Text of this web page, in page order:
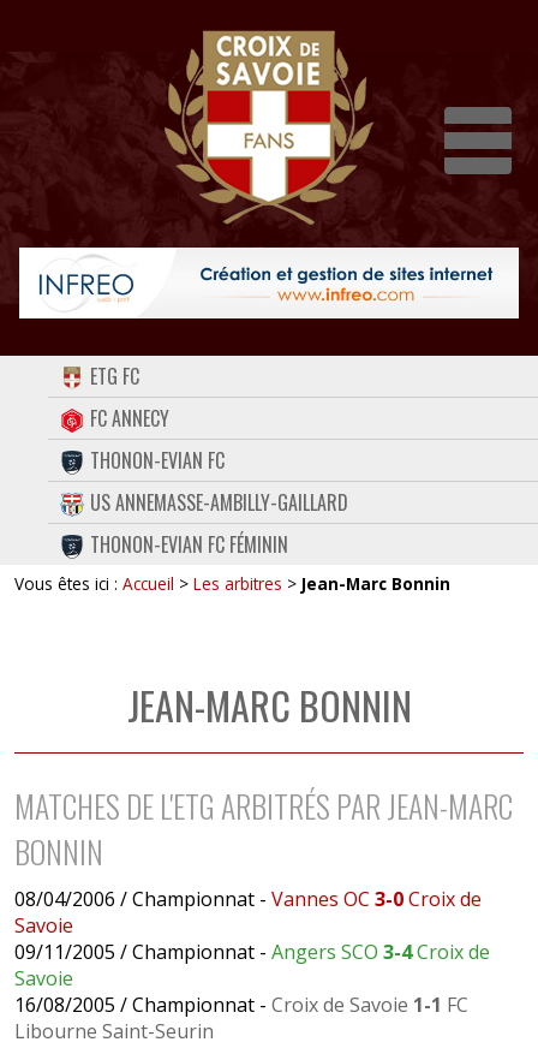
ACCUEIL
FORUM
CONTACT
FACEBOOK
TWITTER
ETG FC
FC ANNECY
THONON-EVIAN FC
US ANNEMASSE-AMBILLY-GAILLARD
THONON-EVIAN FC FÉMININ
Vous êtes ici : Accueil > Les arbitres > Jean-Marc Bonnin
JEAN-MARC BONNIN
MATCHES DE L'ETG ARBITRÉS PAR JEAN-MARC
BONNIN
08/04/2006 / Championnat - Vannes OC 3-0Croix de
Savoie
09/11/2005 / Championnat - Angers SCO 3-4Croix de
Savoie
16/08/2005 / Championnat - Croix de Savoie 1-1 FC
Libourne Saint-Seurin